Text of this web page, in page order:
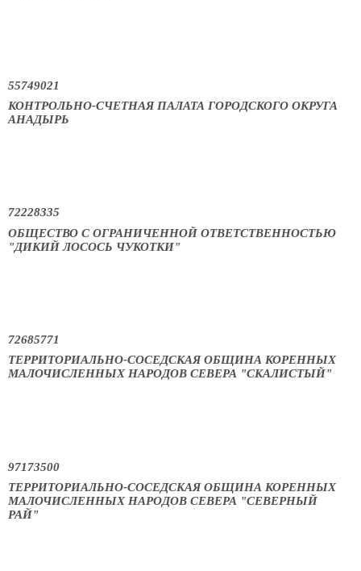
55749021
КОНТРОЛЬНО-СЧЕТНАЯ ПАЛАТА ГОРОДСКОГО ОКРУГА
АНАДЫРЬ
72228335
ОБЩЕСТВО С ОГРАНИЧЕННОЙ ОТВЕТСТВЕННОСТЬЮ
"ДИКИЙ ЛОСОСЬ ЧУКОТКИ"
72685771
ТЕРРИТОРИАЛЬНО-СОСЕДСКАЯ ОБЩИНА КОРЕННЫХ
МАЛОЧИСЛЕННЫХ НАРОДОВ СЕВЕРА "СКАЛИСТЫЙ"
97173500
ТЕРРИТОРИАЛЬНО-СОСЕДСКАЯ ОБЩИНА КОРЕННЫХ
МАЛОЧИСЛЕННЫХ НАРОДОВ СЕВЕРА "СЕВЕРНЫЙ
РАЙ"